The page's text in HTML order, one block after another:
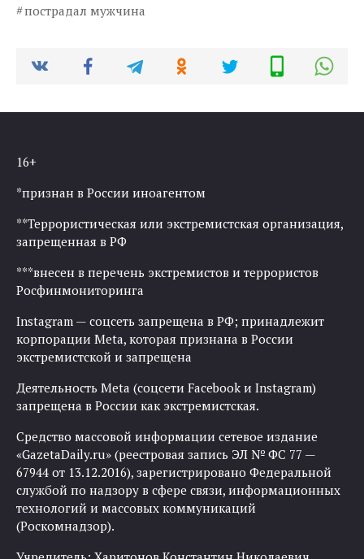
пострадал мужчина
16+
*признан в России иноагентом
**Террористическая или экстремистская организация,
запрещенная в РФ
***внесен в перечень экстремистов и террористов
Росфинмониторинга
Instagram — соцсеть запрещена в РФ; принадлежит
корпорации Meta, которая признана в России
экстремистской и запрещена
Деятельность Meta (соцсети Facebook и Instagram)
запрещена в России как экстремистская.
Средство массовой информации сетевое издание
«GazetaDaily.ru» (реестровая запись ЭЛ № ФС 77 —
67944 от 13.12.2016), зарегистрировано Федеральной
службой по надзору в сфере связи, информационных
технологий и массовых коммуникаций
(Роскомнадзор).